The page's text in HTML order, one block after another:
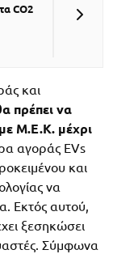
CO2
και
πρέπει να
Μ.Ε.Κ. μέχρι
αγοράς EVs
και
να
Εκτός αυτού,
ξεσηκώσει
Σύμφωνα